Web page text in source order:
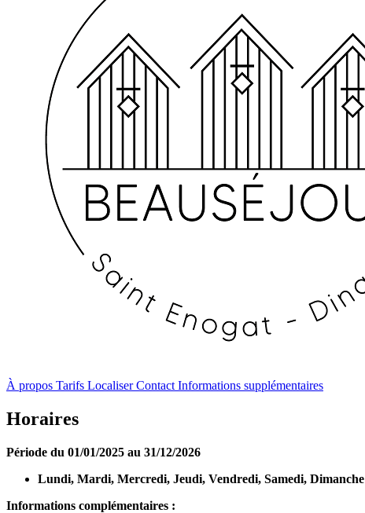
À propos Tarifs Localiser Contact Informations supplémentaires
Horaires
Période du 01/01/2025 au 31/12/2026
Lundi, Mardi, Mercredi, Jeudi, Vendredi, Samedi, Dimanche
Informations complémentaires :